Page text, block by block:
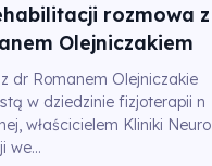
rozmowa z
Olejniczakiem
dr Romanem Olejniczakie
w dziedzinie fizjoterapii n
właścicielem Kliniki Neuro
we...